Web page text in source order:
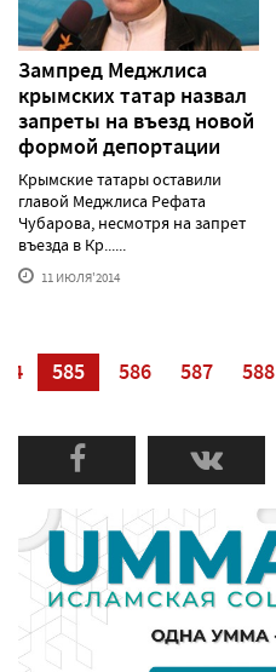
Зампред Меджлиса
крымских татар назвал
запреты на въезд новой
формой депортации
Крымские татары оставили
главой Меджлиса Рефата
Чубарова, несмотря на запрет
въезда в Кр......
11 ИЮЛЯ'2014
585 586 587 588